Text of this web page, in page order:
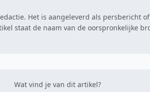
Het is aangeleverd als persbericht
staat de naam van de oorspronkelijke
Wat vind je van dit artikel?